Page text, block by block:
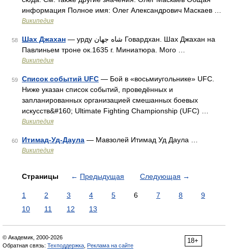
информация Полное имя: Олег Александрович Маскаев …
Википедия
58 Шах Джахан — урду شاه ‌جهان Говардхан. Шах Джахан на
Павлиньем троне ок.1635 г. Миниатюра. Мого …
Википедия
59 Список событий UFC — Бой в «восьмиугольнике» UFC.
Ниже указан список событий, проведённых и
запланированных организацией смешанных боевых
искусств&#160; Ultimate Fighting Championship (UFC) …
Википедия
60 Итимад-Уд-Даула — Мавзолей Итимад Уд Даула …
Википедия
Страницы ← Предыдущая Следующая →
1 2 3 4 5 6 7 8
9
10
11 12 13
18+
© Академик, 2000-2026
Обратная связь: Техподдержка Реклама на сайте